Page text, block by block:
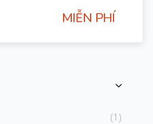
MIỄN PHÍ
List
(1)